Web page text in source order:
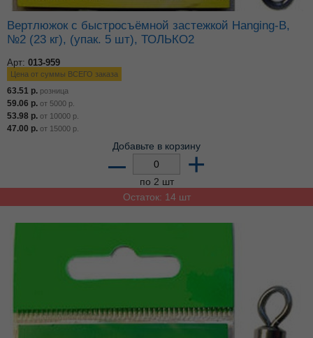
Вертлюжок с быстросъёмной застежкой Hanging-B,
№2 (23 кг), (упак. 5 шт), ТОЛЬКО2
Арт: 013-959
Цена от суммы ВСЕГО заказа
63.51 р. розница
59.06 р. от 5000 р.
53.98 р. от 10000 р.
47.00 р. от 15000 р.
Добавьте в корзину
– +
по 2 шт
Остаток: 14 шт